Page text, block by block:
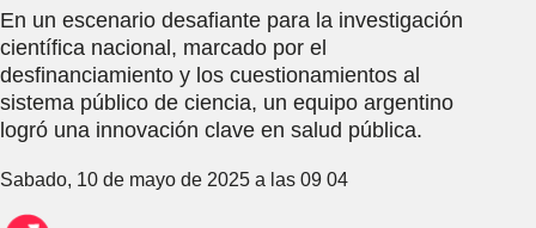
En un escenario desafiante para la investigación
científica nacional, marcado por el
desfinanciamiento y los cuestionamientos al
sistema público de ciencia, un equipo argentino
logró una innovación clave en salud pública.
Sabado, 10 de mayo de 2025 a las 09 04